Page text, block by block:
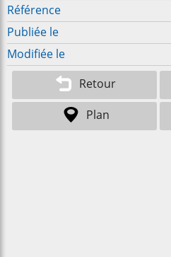
Référence
Publiée le
Modifiée le
Retour
Plan